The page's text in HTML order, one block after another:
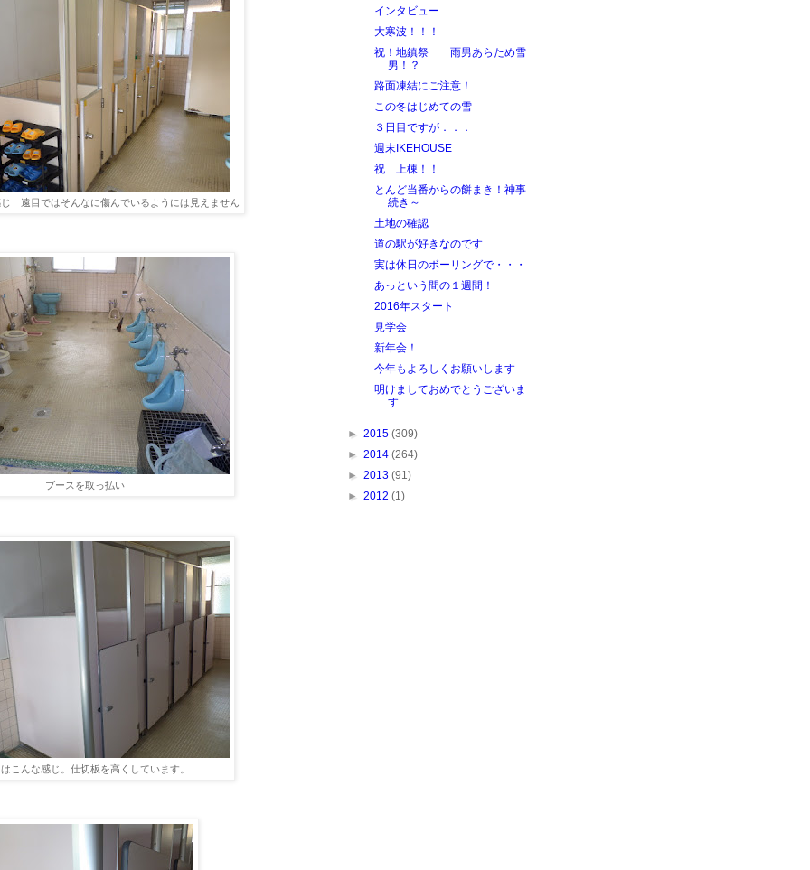
遠目ではそんなに傷んでいるようには見えません
ブースを取っ払い
こんな感じ。仕切板を高くしています。
インタビュー
大寒波！！！
祝！地鎮祭 雨男あらため雪
男！？
路面凍結にご注意！
この冬はじめての雪
３日目ですが．．．
週末IKEHOUSE
祝 上棟！！
とんど当番からの餅まき！神事
続き～
土地の確認
道の駅が好きなのです
実は休日のボーリングで・・・
あっという間の１週間！
2016年スタート
見学会
新年会！
今年もよろしくお願いします
明けましておめでとうございま
す
► 2015 (309)
► 2014 (264)
► 2013 (91)
► 2012 (1)